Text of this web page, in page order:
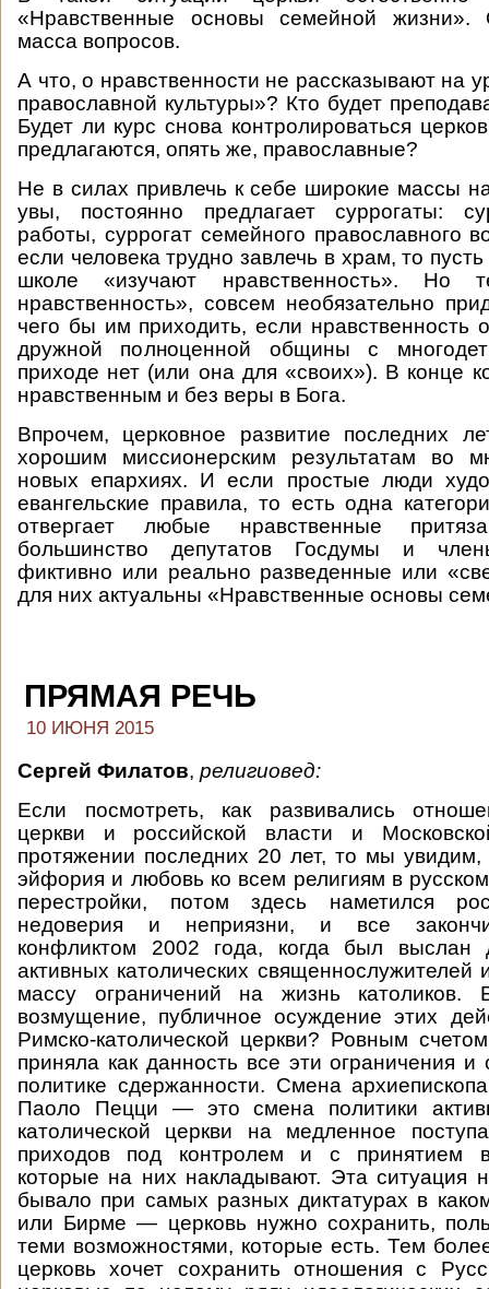
«Нравственные основы семейной жизни».
масса вопросов.
А что, о нравственности не рассказывают на
православной культуры»? Кто будет
Будет ли курс снова контролироваться
предлагаются, опять же, православные?
Не в силах привлечь к себе широкие массы
увы, постоянно предлагает суррогаты:
работы, суррогат семейного православного
если человека трудно завлечь в храм, то
школе «изучают нравственность». Но
нравственность», совсем необязательно
чего бы им приходить, если нравственность
дружной полноценной общины с
приходе нет (или она для «своих»). В конце
нравственным и без веры в Бога.
Впрочем, церковное развитие последних
хорошим миссионерским результатам во
новых епархиях. И если простые люди
евангельские правила, то есть одна
отвергает любые нравственные
большинство депутатов Госдумы и
фиктивно или реально разведенные или
для них актуальны «Нравственные основы
ПРЯМАЯ РЕЧЬ
10 ИЮНЯ 2015
Сергей Филатов, религиовед:
Если посмотреть, как развивались
церкви и российской власти и
протяжении последних 20 лет, то мы
эйфория и любовь ко всем религиям в
перестройки, потом здесь наметился
недоверия и неприязни, и все
конфликтом 2002 года, когда был выслан
активных католических священнослужителей
массу ограничений на жизнь католиков.
возмущение, публичное осуждение этих
Римско-католической церкви? Ровным
приняла как данность все эти ограничения и
политике сдержанности. Смена
Паоло Пецци — это смена политики
католической церкви на медленное
приходов под контролем и с принятием
которые на них накладывают. Эта ситуация
бывало при самых разных диктатурах в
или Бирме — церковь нужно сохранить,
теми возможностями, которые есть. Тем
церковь хочет сохранить отношения с